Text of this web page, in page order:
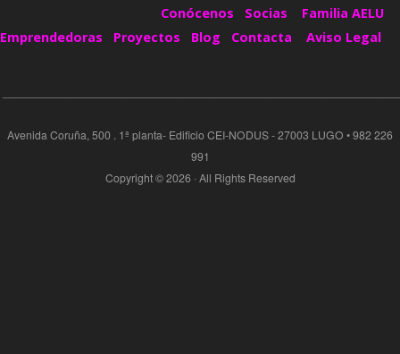
Conócenos Socias
Familia AELU
Emprendedoras
Proyectos Blog Contacta Aviso Legal
Avenida Coruña, 500 . 1ª planta- Edificio CEI-NODUS - 27003 LUGO • 982 226
991
Copyright © 2026 · All Rights Reserved